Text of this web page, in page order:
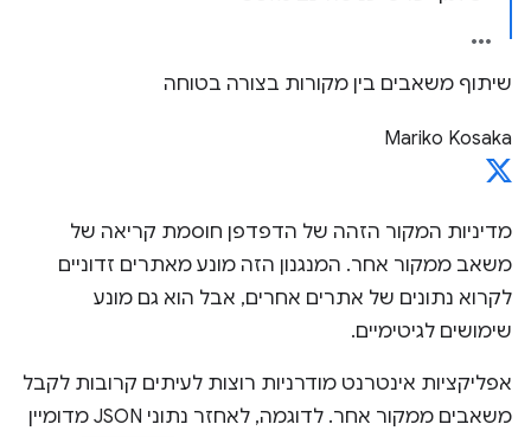
שיתוף משאבים בין מקורות בצורה בטוחה
Mariko Kosaka
מדיניות המקור הזהה של הדפדפן חוסמת קריאה של
משאב ממקור אחר. המנגנון הזה מונע מאתרים זדוניים
לקרוא נתונים של אתרים אחרים, אבל הוא גם מונע
שימושים לגיטימיים.
אפליקציות אינטרנט מודרניות רוצות לעיתים קרובות לקבל
משאבים ממקור אחר. לדוגמה, לאחזר נתוני JSON מדומיין